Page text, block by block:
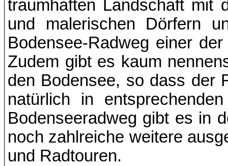
traumhaften Landschaft mit
und malerischen Dörfern
Bodensee-Radweg einer
Zudem gibt es kaum
den Bodensee, so dass der
natürlich in
Bodenseeradweg gibt es in
noch zahlreiche weitere
und Radtouren.